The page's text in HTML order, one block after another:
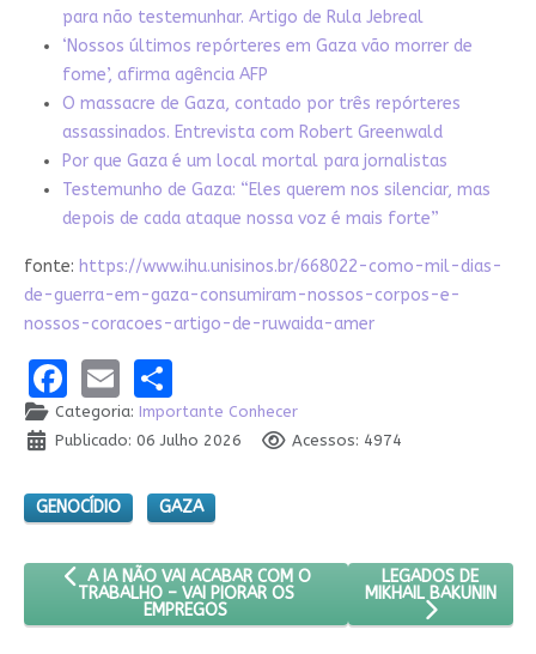
para não testemunhar. Artigo de Rula Jebreal
‘Nossos últimos repórteres em Gaza vão morrer de
fome’, afirma agência AFP
O massacre de Gaza, contado por três repórteres
assassinados. Entrevista com Robert Greenwald
Por que Gaza é um local mortal para jornalistas
Testemunho de Gaza: “Eles querem nos silenciar, mas
depois de cada ataque nossa voz é mais forte”
fonte: https://www.ihu.unisinos.br/668022-como-mil-dias-
de-guerra-em-gaza-consumiram-nossos-corpos-e-
nossos-coracoes-artigo-de-ruwaida-amer
Facebook
EmailShare
Categoria: Importante Conhecer
Publicado: 06 Julho 2026
Acessos: 4974
GENOCÍDIO GAZA
ARTIGO ANTERIOR: A IA NÃO VAI ACABAR COM O TRABALHO
A IA NÃO VAI ACABAR COM O
TRABALHO – VAI PIORAR OS
EMPREGOS
PRÓXIMO ARTIGO:
LEGADOS DE
MIKHAIL BAKUNIN